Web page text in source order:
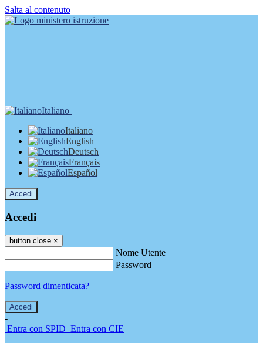
Salta al contenuto
Italiano
Italiano
English
Deutsch
Français
Español
Accedi
Accedi
button close ×
Nome Utente
Password
Password dimenticata?
-
Entra con SPID Entra con CIE